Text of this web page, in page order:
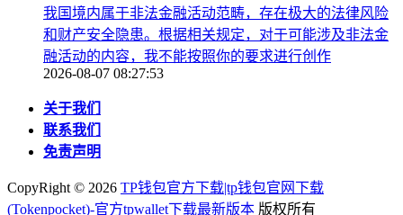
我国境内属于非法金融活动范畴，存在极大的法律风险
和财产安全隐患。根据相关规定，对于可能涉及非法金
融活动的内容，我不能按照你的要求进行创作
2026-08-07 08:27:53
关于我们
联系我们
免责声明
CopyRight © 2026 TP钱包官方下载|tp钱包官网下载
(Tokenpocket)-官方tpwallet下载最新版本 版权所有